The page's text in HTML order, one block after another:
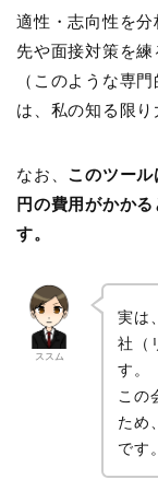
適性・志向性を
先や面接対策を練
（このような専
は、私の知る限り
なお、 このツー
円の費用がかか
す。
ススム
実は、
社（
す。
この
ため
です。